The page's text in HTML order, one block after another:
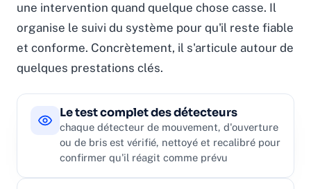
une intervention quand quelque chose casse. Il
organise le suivi du système pour qu'il reste fiable
et conforme. Concrètement, il s'articule autour de
quelques prestations clés.
Le test complet des détecteurs
chaque détecteur de mouvement, d'ouverture
ou de bris est vérifié, nettoyé et recalibré pour
confirmer qu'il réagit comme prévu